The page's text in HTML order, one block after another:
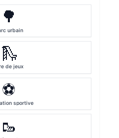
🌳
urbain
🛝
de jeux
⚽
sportive
🥾